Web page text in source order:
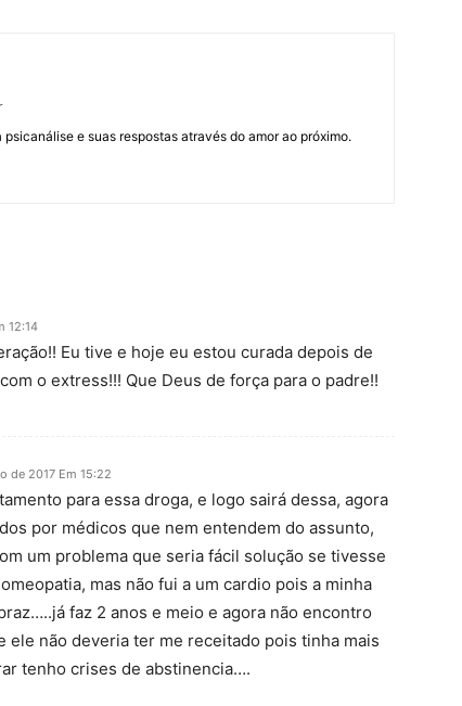
e suas respostas através do amor ao próximo.
12:14
Eu tive e hoje eu estou curada depois de
o extress!!! Que Deus de força para o padre!!
de 2017 Em 15:22
para essa droga, e logo sairá dessa, agora
por médicos que nem entendem do assunto,
um problema que seria fácil solução se tivesse
mas não fui a um cardio pois a minha
faz 2 anos e meio e agora não encontro
ele não deveria ter me receitado pois tinha mais
tenho crises de abstinencia….